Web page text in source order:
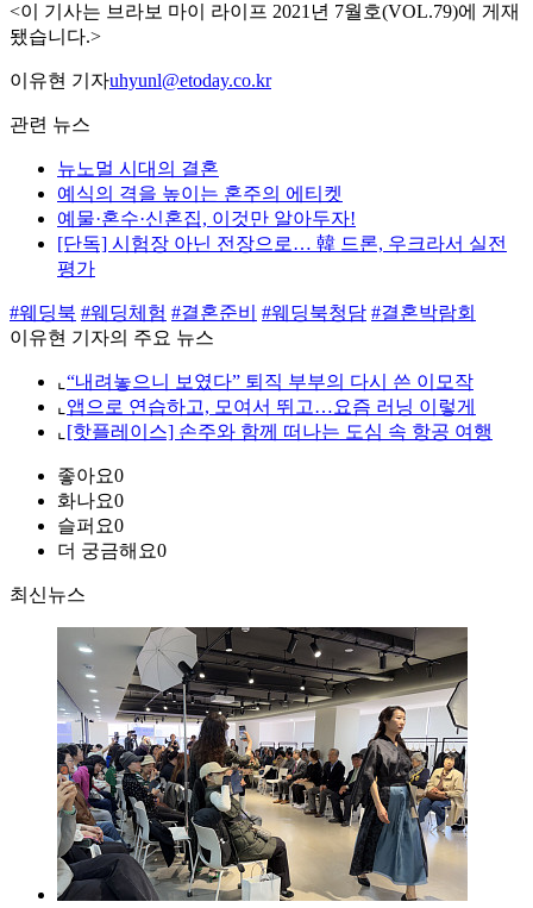
<이 기사는 브라보 마이 라이프 2021년 7월호(VOL.79)에 게재
됐습니다.>
이유현 기자uhyunl@etoday.co.kr
관련 뉴스
뉴노멀 시대의 결혼
예식의 격을 높이는 혼주의 에티켓
예물·혼수·신혼집, 이것만 알아두자!
[단독] 시험장 아닌 전장으로… 韓 드론, 우크라서 실전
평가
#웨딩북 #웨딩체험 #결혼준비 #웨딩북청담 #결혼박람회
이유현 기자의 주요 뉴스
⌞ “내려놓으니 보였다” 퇴직 부부의 다시 쓴 이모작
⌞ 앱으로 연습하고, 모여서 뛰고…요즘 러닝 이렇게
⌞ [핫플레이스] 손주와 함께 떠나는 도심 속 항공 여행
좋아요0
화나요0
슬퍼요0
더 궁금해요0
최신뉴스